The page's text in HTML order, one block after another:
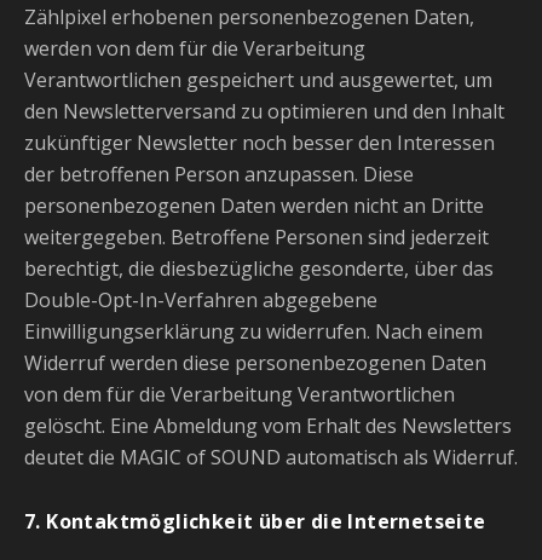
Zählpixel erhobenen personenbezogenen Daten,
werden von dem für die Verarbeitung
Verantwortlichen gespeichert und ausgewertet, um
den Newsletterversand zu optimieren und den Inhalt
zukünftiger Newsletter noch besser den Interessen
der betroffenen Person anzupassen. Diese
personenbezogenen Daten werden nicht an Dritte
weitergegeben. Betroffene Personen sind jederzeit
berechtigt, die diesbezügliche gesonderte, über das
Double-Opt-In-Verfahren abgegebene
Einwilligungserklärung zu widerrufen. Nach einem
Widerruf werden diese personenbezogenen Daten
von dem für die Verarbeitung Verantwortlichen
gelöscht. Eine Abmeldung vom Erhalt des Newsletters
deutet die MAGIC of SOUND automatisch als Widerruf.
7. Kontaktmöglichkeit über die Internetseite